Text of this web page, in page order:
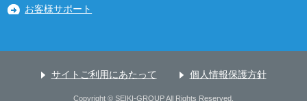
お客様サポート
サイトご利用にあたって 個人情報保護方針
Copyright © SEIKI-GROUP All Rights Reserved.